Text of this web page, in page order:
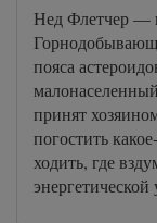
Нед Флетчер —
пояса
принят
погостить
ходить, где
энергетической